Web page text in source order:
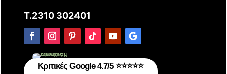
T.2310 302401
Κριτικές Google 4.7/5 ⭐⭐⭐⭐⭐